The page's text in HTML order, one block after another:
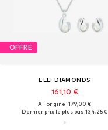
OFFRE
ELLI DIAMONDS
161,10 €
À l'origine : 179,00 €
Dernier prix le plus bas :134,25 €